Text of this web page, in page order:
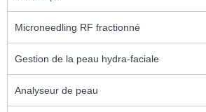
Microneedling RF fractionné
Gestion de la peau hydra-faciale
Analyseur de peau